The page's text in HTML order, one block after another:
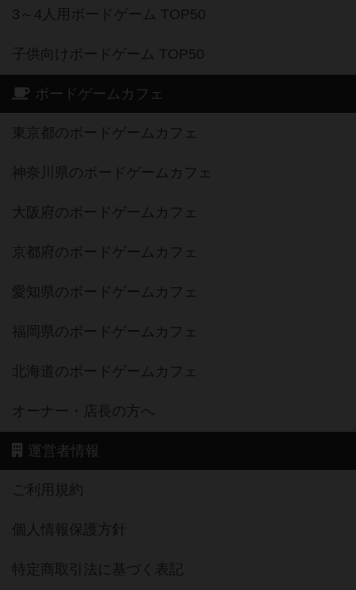
3～4人用ボードゲーム TOP50
子供向けボードゲーム TOP50
ボードゲームカフェ
東京都のボードゲームカフェ
神奈川県のボードゲームカフェ
大阪府のボードゲームカフェ
京都府のボードゲームカフェ
愛知県のボードゲームカフェ
福岡県のボードゲームカフェ
北海道のボードゲームカフェ
オーナー・店長の方へ
運営者情報
ご利用規約
個人情報保護方針
特定商取引法に基づく表記